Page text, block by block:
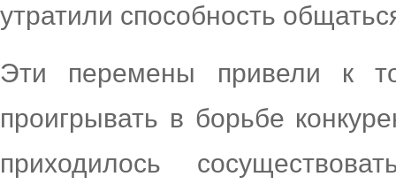
утратили способность
Эти перемены привели к
проигрывать в борьбе
приходилось